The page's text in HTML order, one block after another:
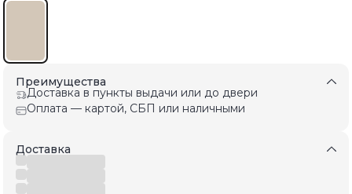
Преимущества
Доставка в пункты выдачи или до двери
Оплата — картой, СБП или наличными
Доставка